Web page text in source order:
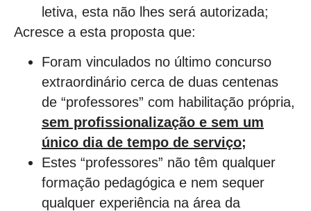
letiva, esta não lhes será autorizada;
Acresce a esta proposta que:
Foram vinculados no último concurso
extraordinário cerca de duas centenas
de “professores” com habilitação própria,
sem profissionalização e sem um
único dia de tempo de serviço;
Estes “professores” não têm qualquer
formação pedagógica e nem sequer
qualquer experiência na área da